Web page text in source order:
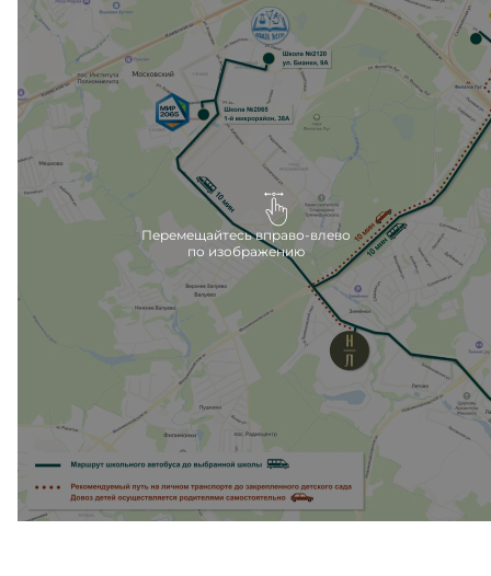
Внутри жилого комплекса также запланированы
школа и детский сад, которые откроются сразу
после сдачи второй очереди.
Ближайшие детские сады расположены в 10
минутах езды на машине, вблизи метро Филатов
луг.
Перемещайтесь вправо-влево
по изображению